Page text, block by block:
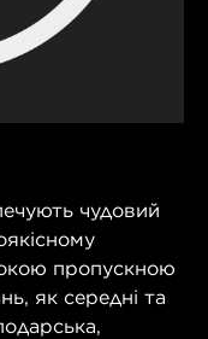
чудовий
пропускною
як середні та